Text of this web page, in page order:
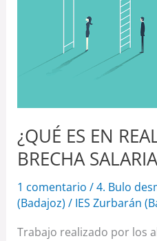
¿QUÉ ES EN
BRECHA
1 comentario /4. Bulo
(Badajoz) / IES Zurbarán
Trabajo realizado por los
BRECHA
GÉNERO?